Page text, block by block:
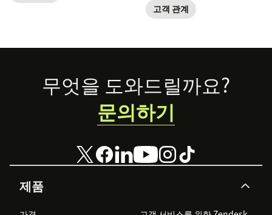
고객 관계
Footer
제품
무엇을 도와드릴까요?
문의하기